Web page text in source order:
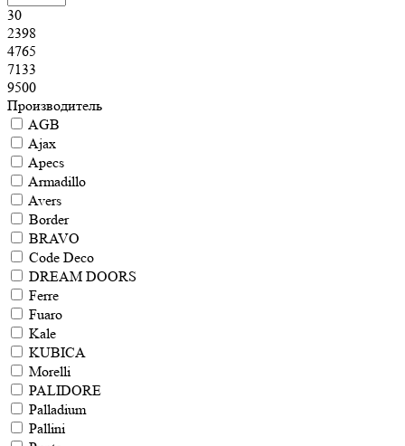
30
2398
4765
7133
9500
Производитель
AGB
Ajax
Apecs
Armadillo
Avers
Border
BRAVO
Code Deco
DREAM DOORS
Ferre
Fuaro
Kale
KUBICA
Morelli
PALIDORE
Palladium
Pallini